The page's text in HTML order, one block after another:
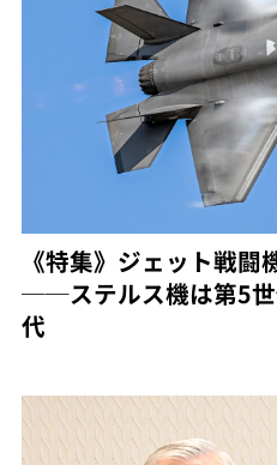
《特集》ジェット戦闘
──ステルス機は第5世
代